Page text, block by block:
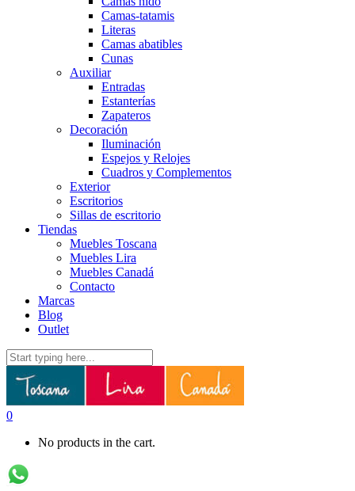
Camas-tatamis
Literas
Camas abatibles
Cunas
Auxiliar
Entradas
Estanterías
Zapateros
Decoración
Iluminación
Espejos y Relojes
Cuadros y Complementos
Exterior
Escritorios
Sillas de escritorio
Tiendas
Muebles Toscana
Muebles Lira
Muebles Canadá
Contacto
Marcas
Blog
Outlet
0
No products in the cart.